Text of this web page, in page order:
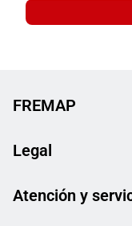
FREMAP
Legal
Atención y